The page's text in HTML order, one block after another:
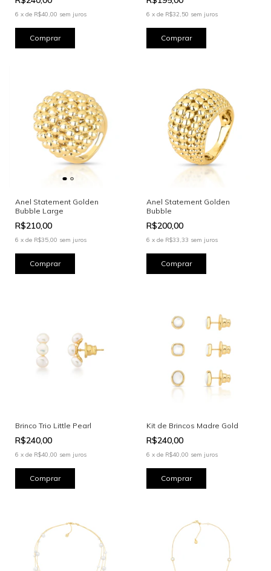
6 x de R$40,00 sem juros 6 x de R$32,50 sem juros
Comprar
Anel Statement Golden
Bubble Large
R$210,00
6 x de R$35,00 sem juros
Comprar
Anel Statement Golden
Bubble
R$200,00
6 x de R$33,33 sem juros
Comprar
Brinco Trio Little Pearl
R$240,00
6 x de R$40,00 sem juros
Kit de Brincos Madre Gold
R$240,00
6 x de R$40,00 sem juros